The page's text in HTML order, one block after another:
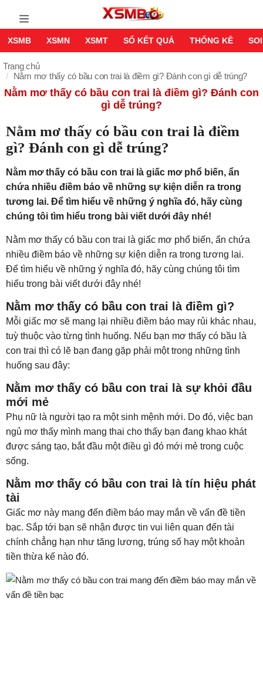
XSMB XSMN XSMT SỔ KẾT QUẢ THỐNG KÊ
Trang chủ
Nằm mơ thấy có bầu con trai là điềm gì? Đánh con gì dễ trúng?
Nằm mơ thấy có bầu con trai là điềm gì? Đánh con
gì dễ trúng?
Nằm mơ thấy có bầu con trai là điềm
gì? Đánh con gì dễ trúng?
Nằm mơ thấy có bầu con trai là giấc mơ phổ biến, ẩn
chứa nhiều điềm báo về những sự kiện diễn ra trong
tương lai. Để tìm hiểu về những ý nghĩa đó, hãy cùng
chúng tôi tìm hiểu trong bài viết dưới đây nhé!
Nằm mơ thấy có bầu con trai là giấc mơ phổ biến, ẩn chứa
nhiều điềm báo về những sự kiện diễn ra trong tương lai.
Để tìm hiểu về những ý nghĩa đó, hãy cùng chúng tôi tìm
hiểu trong bài viết dưới đây nhé!
Nằm mơ thấy có bầu con trai là điềm gì?
Mỗi giấc mơ sẽ mang lại nhiều điềm báo may rủi khác nhau,
tuỳ thuộc vào từng tình huống. Nếu bạn mơ thấy có bầu là
con trai thì có lẽ bạn đang gặp phải một trong những tình
huống sau đây:
Nằm mơ thấy có bầu con trai là sự khỏi đầu
mới mẻ
Phụ nữ là người tạo ra một sinh mệnh mới. Do đó, việc bạn
ngủ mơ thấy mình mang thai cho thấy bạn đang khao khát
được sáng tạo, bắt đầu một điều gì đó mới mẻ trong cuộc
sống.
Nằm mơ thấy có bầu con trai là tín hiệu phát
tài
Giấc mơ này mang đến điềm báo may mắn về vấn đề tiền
bạc. Sắp tới bạn sẽ nhận được tin vui liên quan đến tài
chính chẳng hạn như tăng lương, trúng số hay một khoản
tiền thừa kế nào đó.